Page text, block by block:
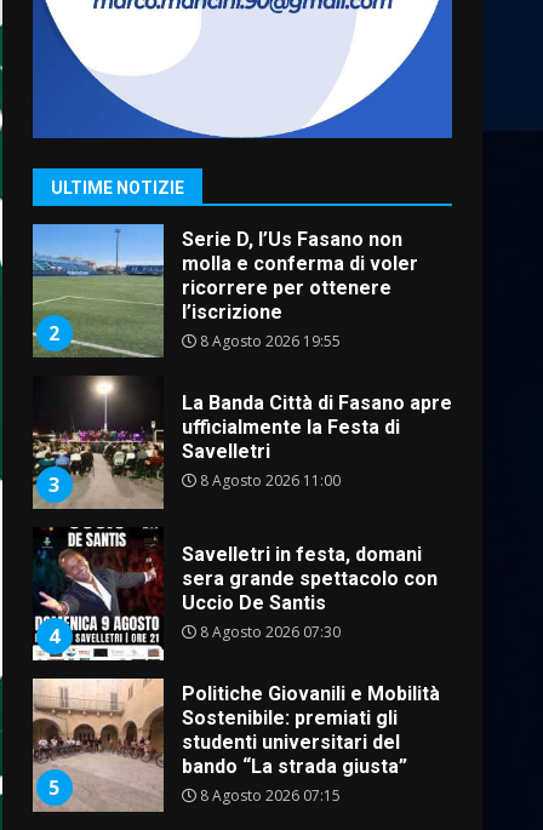
ULTIME NOTIZIE
Grande successo per la
“Sagra del Pesce Spada” a
Savelletri
9 Agosto 2026 07:32
2
molla e conferma di voler
ricorrere per ottenere
8 Agosto 2026 19:55
La Banda Città di Fasano apre
ufficialmente la Festa di
8 Agosto 2026 11:00
4
sera grande spettacolo con
8 Agosto 2026 07:30
5
Politiche Giovanili e Mobilità
Sostenibile: premiati gli
8 Agosto 2026 07:15
“I Contestatori: Musica di
Rivoluzione”: nuovo
appuntamento con “Fasano in